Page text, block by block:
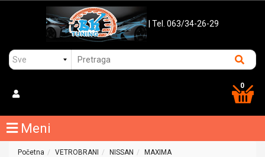
| Tel. 063/34-26-29
0
Meni
Početna VETROBRANI NISSAN MAXIMA